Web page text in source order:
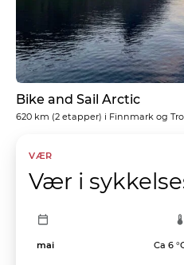
Bike and Sail Arctic
620 km (2 etapper) i Finnmark og
VÆR
Vær i
mai Ca 6